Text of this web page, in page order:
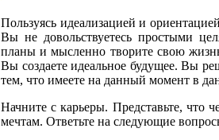
Пользуясь идеализацией и
Вы не довольствуетесь простыми
планы и мысленно творите свою
Вы создаете идеальное будущее. Вы
тем, что имеете на данный момент в
Начните с карьеры. Представьте, что
мечтам. Ответьте на следующие